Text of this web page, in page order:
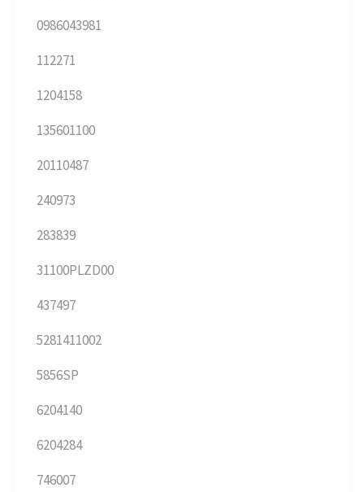
0986043981
112271
1204158
135601100
20110487
240973
283839
31100PLZD00
437497
5281411002
5856SP
6204140
6204284
746007